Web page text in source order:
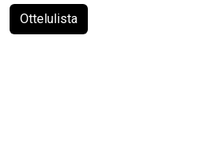
Ottelulista